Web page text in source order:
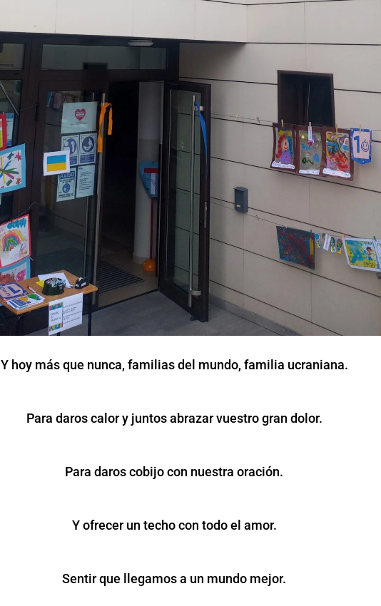
Y hoy más que nunca, familias del mundo, familia ucraniana.
Para daros calor y juntos abrazar vuestro gran dolor.
Para daros cobijo con nuestra oración.
Y ofrecer un techo con todo el amor.
Sentir que llegamos a un mundo mejor.